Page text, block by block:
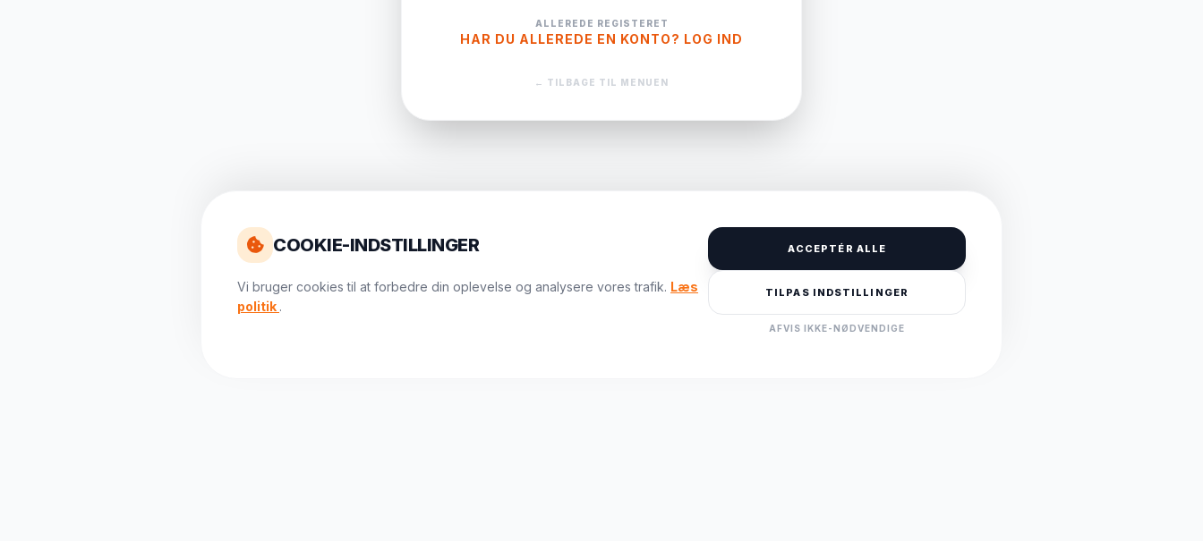
ALLEREDE REGISTERET
HAR DU ALLEREDE EN KONTO? LOG IND
← TILBAGE TIL MENUEN
COOKIE-INDSTILLINGER
Vi bruger cookies til at forbedre din oplevelse og analysere vores trafik. Læs
politik .
ACCEPTÉR ALLE
TILPAS INDSTILLINGER
AFVIS IKKE-NØDVENDIGE